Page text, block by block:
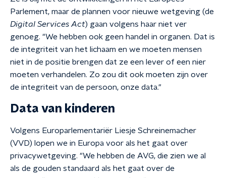
Parlement, maar de plannen voor nieuwe wetgeving (de
Digital Services Act) gaan volgens haar niet ver
genoeg. "We hebben ook geen handel in organen. Dat is
de integriteit van het lichaam en we moeten mensen
niet in de positie brengen dat ze een lever of een nier
moeten verhandelen. Zo zou dit ook moeten zijn over
de integriteit van de persoon, onze data."
Data van kinderen
Volgens Europarlementariër Liesje Schreinemacher
(VVD) lopen we in Europa voor als het gaat over
privacywetgeving. "We hebben de AVG, die zien we al
als de gouden standaard als het gaat over de